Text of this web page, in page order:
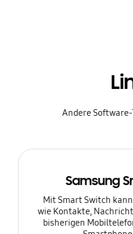
Andere
Samsung
Mit Smart Switch
wie Kontakte,
bisherigen